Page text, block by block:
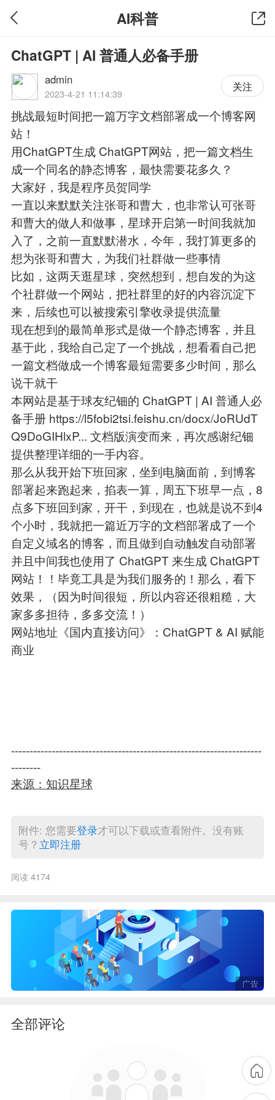
AI科普
ChatGPT | AI 普通人必备手册
关注
admin
2023-4-21 11:14:39
挑战最短时间把一篇万字文档部署成一个博客网
站！
用ChatGPT生成 ChatGPT网站，把一篇文档生
成一个同名的静态博客，最快需要花多久？
大家好，我是程序员贺同学
一直以来默默关注张哥和曹大，也非常认可张哥
和曹大的做人和做事，星球开启第一时间我就加
入了，之前一直默默潜水，今年，我打算更多的
想为张哥和曹大，为我们社群做一些事情
比如，这两天逛星球，突然想到，想自发的为这
个社群做一个网站，把社群里的好的内容沉淀下
来，后续也可以被搜索引擎收录提供流量
现在想到的最简单形式是做一个静态博客，并且
基于此，我给自己定了一个挑战，想看看自己把
一篇文档做成一个博客最短需要多少时间，那么
说干就干
本网站是基于球友纪钿的 ChatGPT | AI 普通人必
备手册 https://l5fobi2tsi.feishu.cn/docx/JoRUdT
Q9DoGIHlxP... 文档版演变而来，再次感谢纪钿
提供整理详细的一手内容。
那么从我开始下班回家，坐到电脑面前，到博客
部署起来跑起来，掐表一算，周五下班早一点，8
点多下班回到家，开干，到现在，也就是说不到4
个小时，我就把一篇近万字的文档部署成了一个
自定义域名的博客，而且做到自动触发自动部署
并且中间我也使用了 ChatGPT 来生成 ChatGPT
网站！！毕竟工具是为我们服务的！那么，看下
效果，（因为时间很短，所以内容还很粗糙，大
家多多担待，多多交流！）
网站地址《国内直接访问》： ChatGPT & AI 赋能
商业
--------------------------------------------------------------------
--------
来源：知识星球
附件: 您需要登录才可以下载或查看附件。没有账
号？ 立即注册
阅读 4174
全部评论